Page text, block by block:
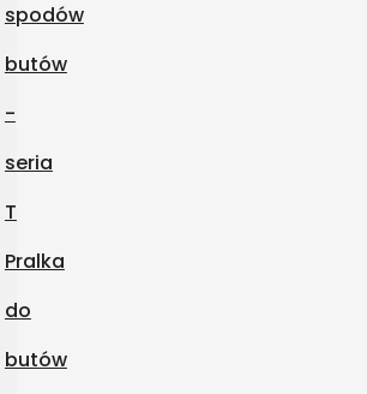
spodów
butów
-
seria
T
Pralka
do
butów